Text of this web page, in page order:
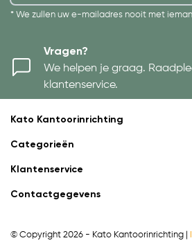
* We zullen uw e-mailadres nooit met
Vragen?
We helpen je graag.
klantenservice.
Kato Kantoorinrichting
Categorieën
Klantenservice
Contactgegevens
© Copyright 2026 - Kato Kantoorinrichting |